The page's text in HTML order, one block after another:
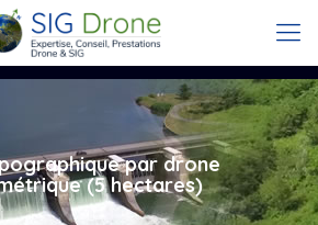
par drone
(5 hectares)